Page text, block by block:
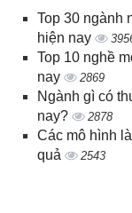
Top 30 ngành
hiện nay
Top 10 nghề
nay
2869
Ngành gì có
nay?
2878
Các mô hình
quả
2543